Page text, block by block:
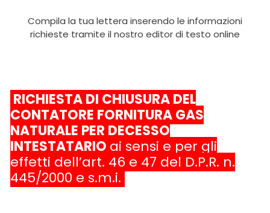
Compila la tua lettera inserendo le informazioni
richieste tramite il nostro editor di testo online
RICHIESTA DI CHIUSURA DEL
CONTATORE FORNITURA GAS
NATURALE PER DECESSO
INTESTATARIO ai sensi e per gli
effetti dell’art. 46 e 47 del D.P.R. n.
445/2000 e s.m.i.